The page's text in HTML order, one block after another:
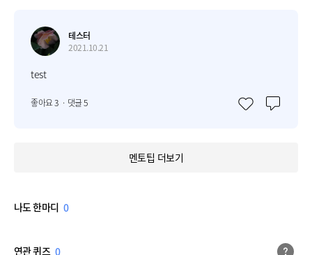
테스터
2021.10.21
test
좋아요3ㆍ댓글 5
멘토팁 더보기
나도 한마디 0
연관 퀴즈 0